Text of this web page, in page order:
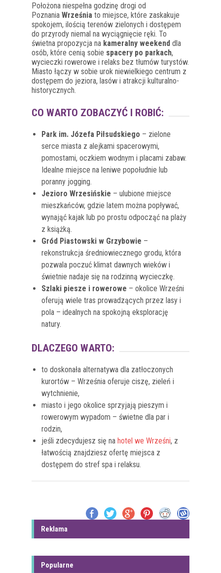
Położona niespełna godzinę drogi od
Poznania Września to miejsce, które zaskakuje
spokojem, ilością terenów zielonych i dostępem
do przyrody niemal na wyciągnięcie ręki. To
świetna propozycja na kameralny weekend dla
osób, które cenią sobie spacery po parkach,
wycieczki rowerowe i relaks bez tłumów turystów.
Miasto łączy w sobie urok niewielkiego centrum z
dostępem do jeziora, lasów i atrakcji kulturalno-
historycznych.
CO WARTO ZOBACZYĆ I ROBIĆ:
Park im. Józefa Piłsudskiego – zielone
serce miasta z alejkami spacerowymi,
pomostami, oczkiem wodnym i placami zabaw.
Idealne miejsce na leniwe popołudnie lub
poranny jogging.
Jezioro Wrzesińskie – ulubione miejsce
mieszkańców, gdzie latem można popływać,
wynająć kajak lub po prostu odpocząć na plaży
z książką.
Gród Piastowski w Grzybowie –
rekonstrukcja średniowiecznego grodu, która
pozwala poczuć klimat dawnych wieków i
świetnie nadaje się na rodzinną wycieczkę.
Szlaki piesze i rowerowe – okolice Wrześni
oferują wiele tras prowadzących przez lasy i
pola – idealnych na spokojną eksplorację
natury.
DLACZEGO WARTO:
to doskonała alternatywa dla zatłoczonych
kurortów – Września oferuje ciszę, zieleń i
wytchnienie,
miasto i jego okolice sprzyjają pieszym i
rowerowym wypadom – świetne dla par i
rodzin,
jeśli zdecydujesz się na hotel we Wrześni, z
łatwością znajdziesz ofertę miejsca z
dostępem do stref spa i relaksu.
Reklama
Popularne